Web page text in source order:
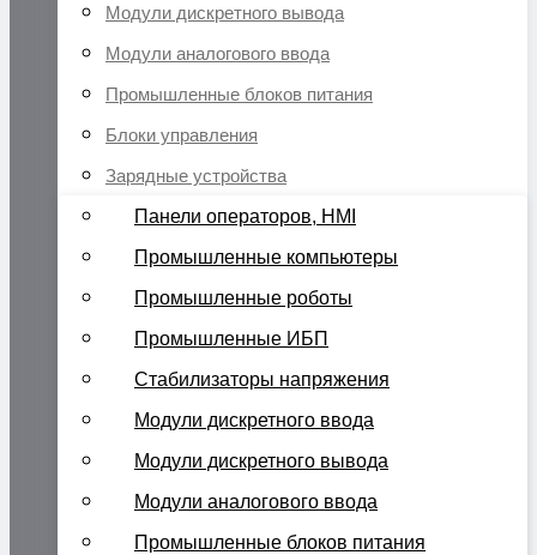
Модули дискретного вывода
Модули аналогового ввода
Промышленные блоков питания
Блоки управления
Зарядные устройства
Панели операторов, HMI
Промышленные компьютеры
Промышленные роботы
Промышленные ИБП
Стабилизаторы напряжения
Модули дискретного ввода
Модули дискретного вывода
Модули аналогового ввода
Промышленные блоков питания